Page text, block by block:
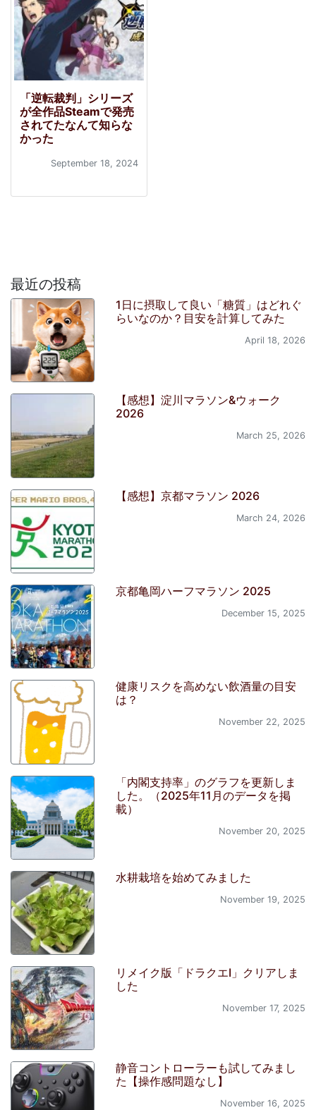
「逆転裁判」シリーズ
が全作品Steamで発売
されてたなんて知らな
かった
September 18, 2024
最近の投稿
1日に摂取して良い「糖質」はどれぐ
らいなのか？目安を計算してみた
April 18, 2026
【感想】淀川マラソン&ウォーク
2026
March 25, 2026
【感想】京都マラソン 2026
March 24, 2026
京都亀岡ハーフマラソン 2025
December 15, 2025
健康リスクを高めない飲酒量の目安
は？
November 22, 2025
「内閣支持率」のグラフを更新しま
した。（2025年11月のデータを掲
載）
November 20, 2025
水耕栽培を始めてみました
November 19, 2025
リメイク版「ドラクエI」クリアしま
した
November 17, 2025
静音コントローラーも試してみまし
た【操作感問題なし】
November 16, 2025